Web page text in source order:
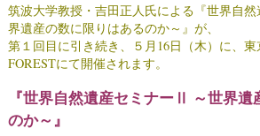
筑波大学教授・吉田正人氏による『世界自
界遺産の数に限りはあるのか～』が、
第１回目に引き続き、５月16日（木）に、
FORESTにて開催されます。
『世界自然遺産セミナーⅡ ～世界
のか～』